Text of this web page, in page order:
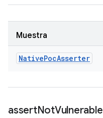
Muestra
NativePocAsserter
assertNotVulnerable